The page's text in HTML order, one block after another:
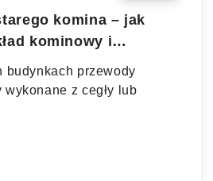
komina – jak
kominowy i
budynkach przewody
wykonane z cegły lub